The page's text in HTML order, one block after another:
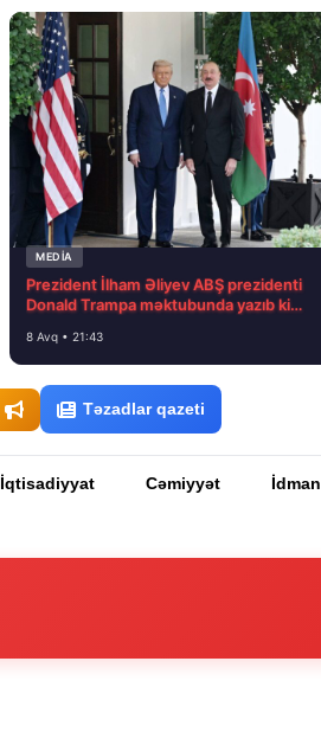
MEDİA
Prezident İlham Əliyev ABŞ prezidenti
Donald Trampa məktubunda yazıb ki…
8 Avq • 21:43
Təzadlar qazeti
İqtisadiyyat Cəmiyyət İdman